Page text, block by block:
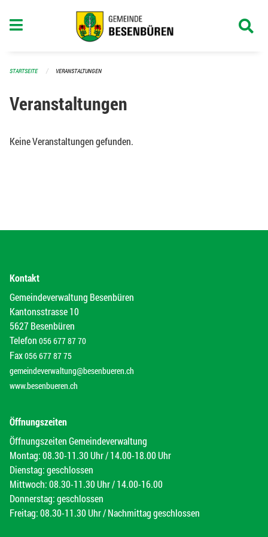
STARTSEITE VERANSTALTUNGEN
Veranstaltungen
Keine Veranstaltungen gefunden.
Kontakt
Gemeindeverwaltung Besenbüren
Kantonsstrasse 10
5627 Besenbüren
Telefon 056 677 87 70
Fax056 677 87 75
gemeindeverwaltung@besenbueren.ch
www.besenbueren.ch
Öffnungszeiten
Öffnungszeiten Gemeindeverwaltung
Montag: 08.30-11.30 Uhr / 14.00-18.00 Uhr
Dienstag: geschlossen
Mittwoch: 08.30-11.30 Uhr / 14.00-16.00
Donnerstag: geschlossen
Freitag: 08.30-11.30 Uhr / Nachmittag geschlossen